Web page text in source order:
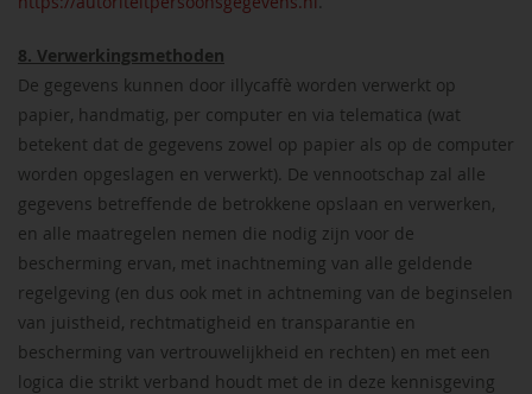
8. Verwerkingsmethoden
De gegevens kunnen door illycaffè worden verwerkt op
papier, handmatig, per computer en via telematica (wat
betekent dat de gegevens zowel op papier als op de computer
worden opgeslagen en verwerkt). De vennootschap zal alle
gegevens betreffende de betrokkene opslaan en verwerken,
en alle maatregelen nemen die nodig zijn voor de
bescherming ervan, met inachtneming van alle geldende
regelgeving (en dus ook met in achtneming van de beginselen
van juistheid, rechtmatigheid en transparantie en
bescherming van vertrouwelijkheid en rechten) en met een
logica die strikt verband houdt met de in deze kennisgeving